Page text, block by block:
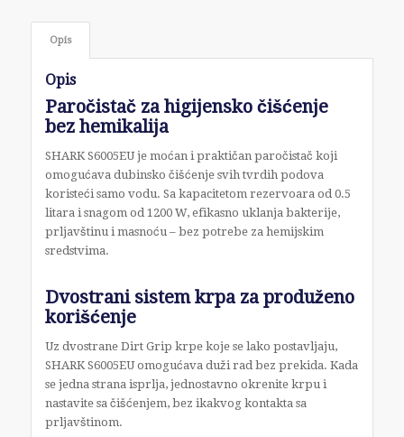
Opis
Opis
Paročistač za higijensko čišćenje
bez hemikalija
SHARK S6005EU je moćan i praktičan paročistač koji
omogućava dubinsko čišćenje svih tvrdih podova
koristeći samo vodu. Sa kapacitetom rezervoara od 0.5
litara i snagom od 1200 W, efikasno uklanja bakterije,
prljavštinu i masnoću – bez potrebe za hemijskim
sredstvima.
Dvostrani sistem krpa za produženo
korišćenje
Uz dvostrane Dirt Grip krpe koje se lako postavljaju,
SHARK S6005EU omogućava duži rad bez prekida. Kada
se jedna strana isprlja, jednostavno okrenite krpu i
nastavite sa čišćenjem, bez ikakvog kontakta sa
prljavštinom.